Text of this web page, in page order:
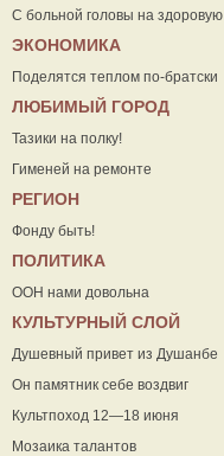
С больной головы на здоровую
ЭКОНОМИКА
Поделятся теплом по-братски
ЛЮБИМЫЙ ГОРОД
Тазики на полку!
Гименей на ремонте
РЕГИОН
Фонду быть!
ПОЛИТИКА
ООН нами довольна
КУЛЬТУРНЫЙ СЛОЙ
Душевный привет из Душанбе
Он памятник себе воздвиг
Культпоход 12—18 июня
Мозаика талантов